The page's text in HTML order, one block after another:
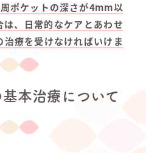
ポケットの深さが4mm以
は、日常的なケアとあわせ
療を受けなければいけま
本治療について